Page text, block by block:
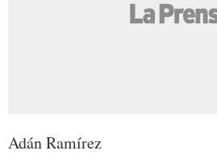
Adán Ramírez